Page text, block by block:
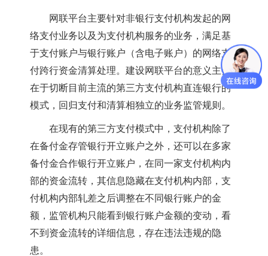
网联平台主要针对非银行支付机构发起的网
络支付业务以及为支付机构服务的业务，满足基
于支付账户与银行账户（含电子账户）的网络支
付跨行资金清算处理。建设网联平台的意义主要
在于切断目前主流的第三方支付机构直连银行的
模式，回归支付和清算相独立的业务监管规则。
在现有的第三方支付模式中，支付机构除了
在备付金存管银行开立账户之外，还可以在多家
备付金合作银行开立账户，在同一家支付机构内
部的资金流转，其信息隐藏在支付机构内部，支
付机构内部轧差之后调整在不同银行账户的金
额，监管机构只能看到银行账户金额的变动，看
不到资金流转的详细信息，存在违法违规的隐
患。